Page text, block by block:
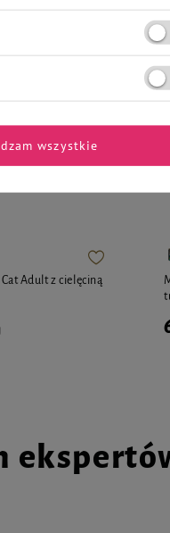
Adult z cielęciną
wszystkie